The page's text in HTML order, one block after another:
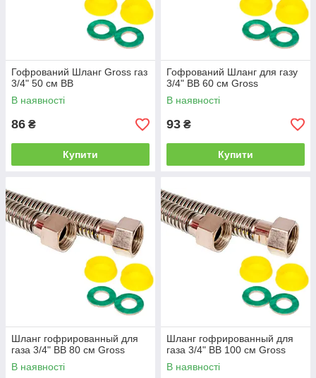
Гофрований Шланг Gross газ
3/4" 50 см ВВ
В наявності
86 ₴
Купити
Гофрований Шланг для газу
3/4" ВВ 60 см Gross
В наявності
93 ₴
Купити
Шланг гофрированный для
газа 3/4" ВВ 80 см Gross
В наявності
Шланг гофрированный для
газа 3/4" ВВ 100 см Gross
В наявності